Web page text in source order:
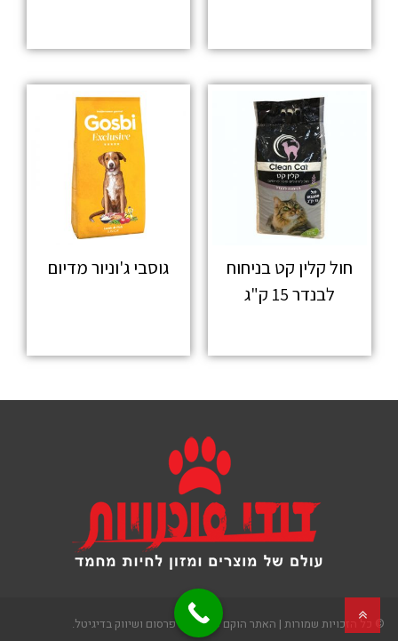
חול קלין קט בניחוח
לבנדר 15 ק"ג
גוסבי ג'וניור מדיום
© כל הזכויות שמורות | האתר הוקם ע"י 2see פרסום ושיווק בדיגיטל.
לראש